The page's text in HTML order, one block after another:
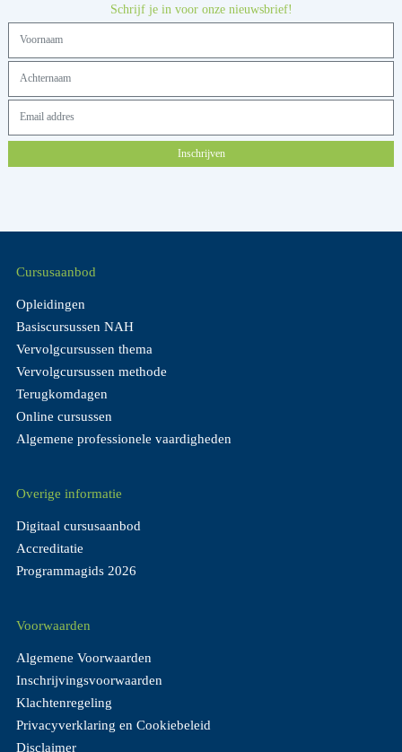
Schrijf je in voor onze nieuwsbrief!
Inschrijven
Cursusaanbod
Opleidingen
Basiscursussen NAH
Vervolgcursussen thema
Vervolgcursussen methode
Terugkomdagen
Online cursussen
Algemene professionele vaardigheden
Overige informatie
Digitaal cursusaanbod
Accreditatie
Programmagids 2026
Voorwaarden
Algemene Voorwaarden
Inschrijvingsvoorwaarden
Klachtenregeling
Privacyverklaring en Cookiebeleid
Disclaimer